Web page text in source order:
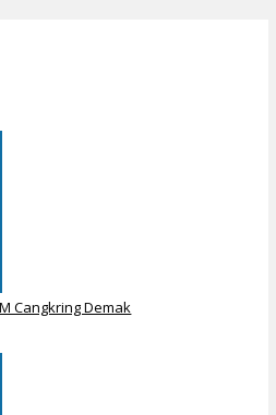
Cangkring Demak